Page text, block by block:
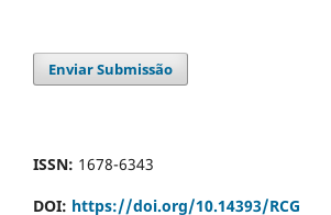
Enviar Submissão
ISSN: 1678-6343
DOI: https://doi.org/10.14393/RCG